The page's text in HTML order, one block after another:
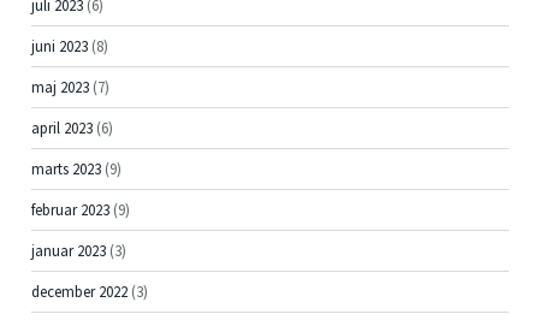
juli 2023 (6)
juni 2023 (8)
maj 2023 (7)
april 2023 (6)
marts 2023 (9)
februar 2023 (9)
januar 2023 (3)
december 2022 (3)